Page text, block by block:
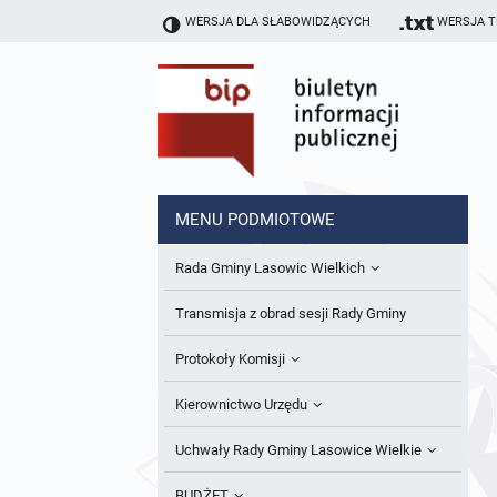
WERSJA DLA SŁABOWIDZĄCYCH WERSJA
MENU PODMIOTOWE
Rada Gminy Lasowic Wielkich
Sesje Rady Gminy
Skład Rady Gminy
Interpelacje i Zapytania Radnych
Komisje Rady Gminy i informacja o
Transmisja z obrad sesji Rady Gminy
Protokoły Komisji
Komisja Budżetu i Finansów
Komisja Oświatowa
Kierownictwo Urzędu
Wójt
Uchwały Rady Gminy Lasowice Wielkie